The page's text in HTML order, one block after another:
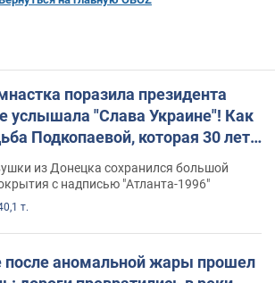
поразила президента
услышала "Слава Украине"! Как
Подкопаевой, которая 30 лет
из Донецка сохранился большой
с надписью "Атланта-1996"
т.
после аномальной жары прошел